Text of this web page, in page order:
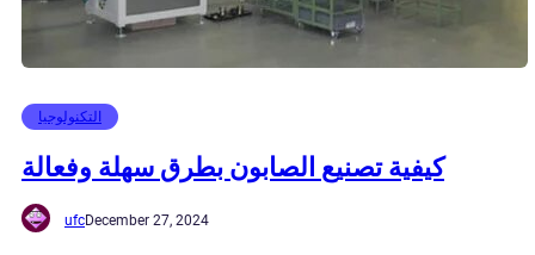
التكنولوجيا
كيفية تصنيع الصابون بطرق سهلة وفعالة
ufcDecember 27, 2024